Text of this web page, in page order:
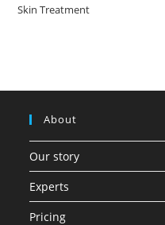
Skin Treatment
About
Our story
Experts
Pricing